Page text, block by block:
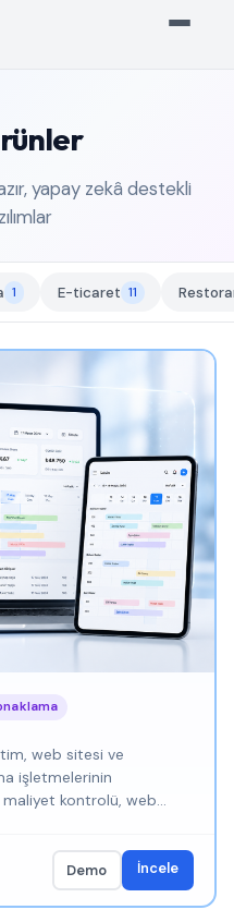
yapay zekâ destekli
1 E-ticaret 11
web sitesi ve
işletmelerinin
kontrolü, web
bir dijital yönetim
Demo İncele